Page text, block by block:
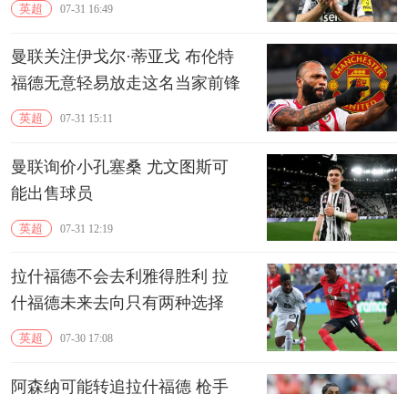
英超 07-31 16:49
曼联关注伊戈尔·蒂亚戈 布伦特
福德无意轻易放走这名当家前锋
英超 07-31 15:11
曼联询价小孔塞桑 尤文图斯可
能出售球员
英超 07-31 12:19
拉什福德不会去利雅得胜利 拉
什福德未来去向只有两种选择
英超 07-30 17:08
阿森纳可能转追拉什福德 枪手